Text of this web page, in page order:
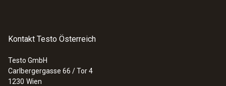
Kontakt Testo Österreich
Testo GmbH
Carlbergergasse 66 / Tor 4
1230 Wien